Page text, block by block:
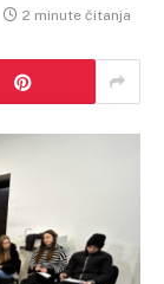
2 minute čitanja